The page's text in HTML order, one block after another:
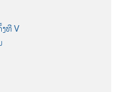
ທີ V